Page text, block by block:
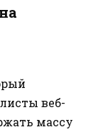
веб-
массу